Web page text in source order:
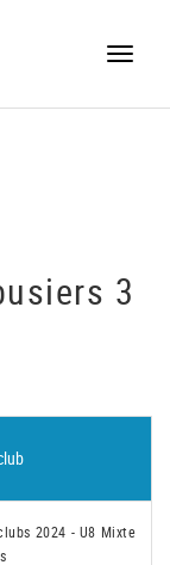
Toggle
3
2024 - U8 Mixte